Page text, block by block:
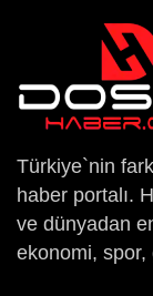
Türkiye`nin
haber portalı.
ve dünyadan
ekonomi,